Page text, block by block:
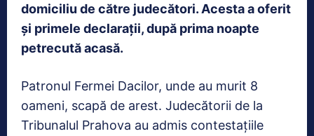
domiciliu de către judecători. Acesta a oferit
și primele declarații, după prima noapte
petrecută acasă.
Patronul Fermei Dacilor, unde au murit 8
oameni, scapă de arest. Judecătorii de la
Tribunalul Prahova au admis contestațiile